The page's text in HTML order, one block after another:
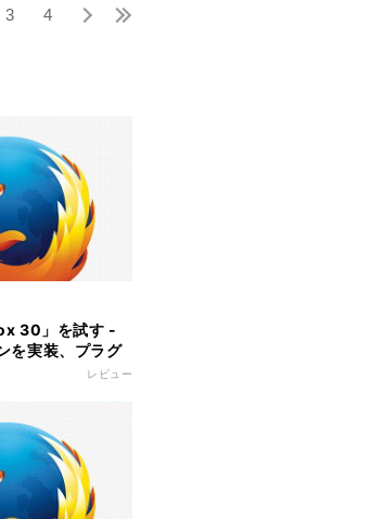
3 4
30」を試す -
を実装、プラグ
ストも
レビュー